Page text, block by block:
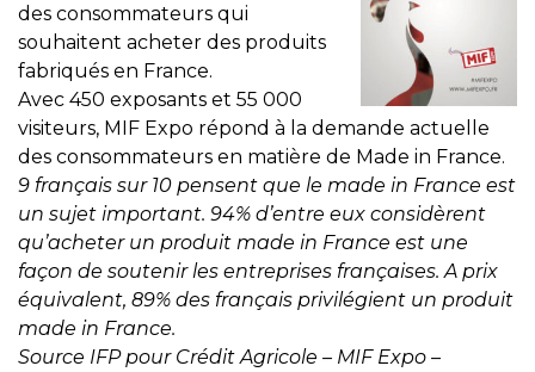
des consommateurs qui
souhaitent acheter des produits
fabriqués en France.
Avec 450 exposants et 55 000
visiteurs, MIF Expo répond à la demande actuelle
des consommateurs en matière de Made in France.
9 français sur 10 pensent que le made in France est
un sujet important. 94% d’entre eux considèrent
qu’acheter un produit made in France est une
façon de soutenir les entreprises françaises. A prix
équivalent, 89% des français privilégient un produit
made in France.
Source IFP pour Crédit Agricole – MIF Expo –